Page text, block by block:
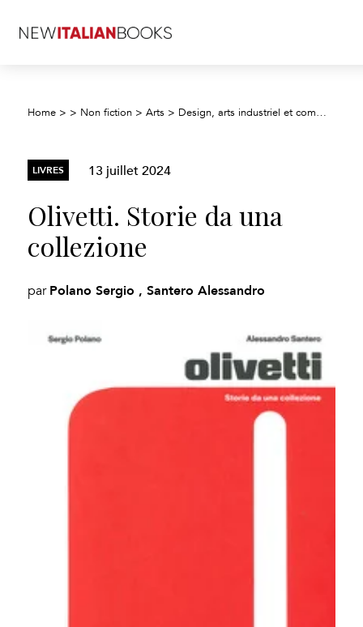
Home > > Non fiction >Arts > Design, arts industriel et commercial, illustration
LIVRES 13 juillet 2024
Olivetti. Storie da una
collezione
par Polano Sergio , Santero Alessandro